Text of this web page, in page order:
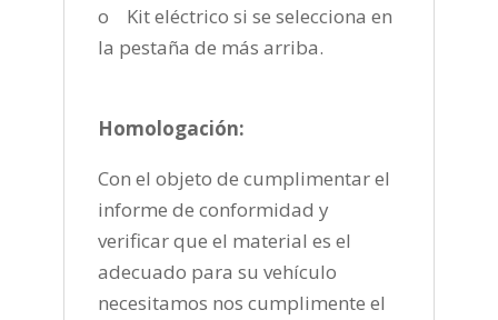
o Kit eléctrico si se selecciona en
la pestaña de más arriba.
Homologación:
Con el objeto de cumplimentar el
informe de conformidad y
verificar que el material es el
adecuado para su vehículo
necesitamos nos cumplimente el